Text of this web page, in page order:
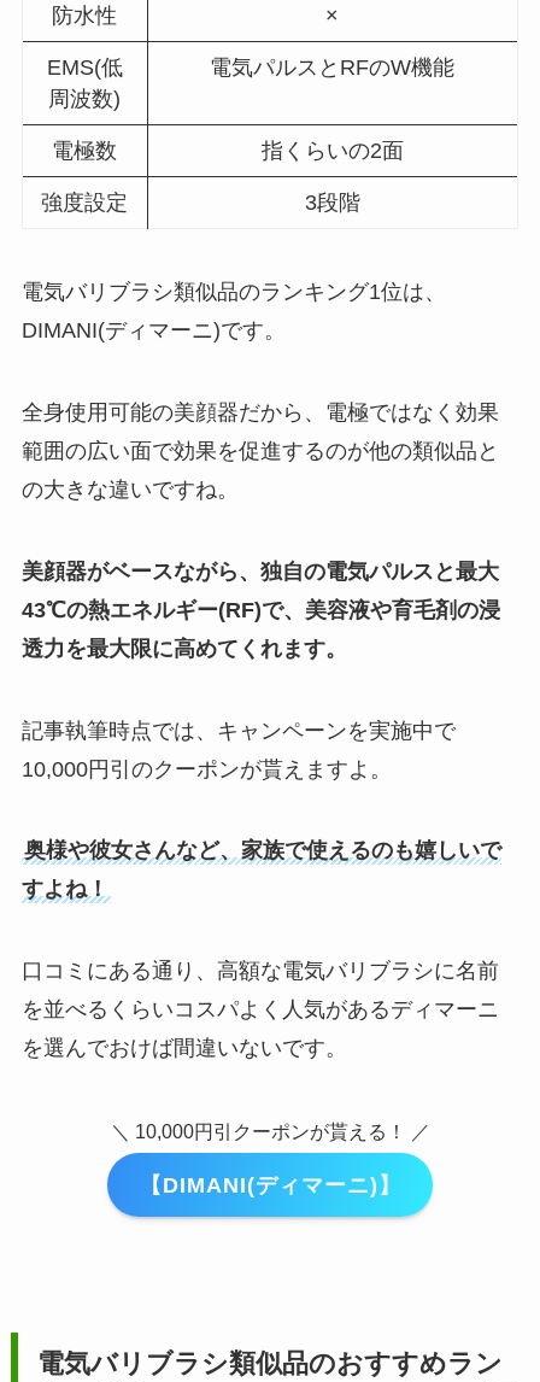
防水性 ×
EMS(低
周波数)
電気パルスとRFのW機能
電極数 指くらいの2面
強度設定 3段階
電気バリブラシ類似品のランキング1位は、
DIMANI(ディマーニ)です。
全身使用可能の美顔器だから、電極ではなく効果
範囲の広い面で効果を促進するのが他の類似品と
の大きな違いですね。
美顔器がベースながら、独自の電気パルスと最大
43℃の熱エネルギー(RF)で、美容液や育毛剤の浸
透力を最大限に高めてくれます。
記事執筆時点では、キャンペーンを実施中で
10,000円引のクーポンが貰えますよ。
奥様や彼女さんなど、家族で使えるのも嬉しいで
すよね！
口コミにある通り、高額な電気バリブラシに名前
を並べるくらいコスパよく人気があるディマーニ
を選んでおけば間違いないです。
＼ 10,000円引クーポンが貰える！ ／
【DIMANI(ディマーニ)】
電気バリブラシ類似品のおすすめラン